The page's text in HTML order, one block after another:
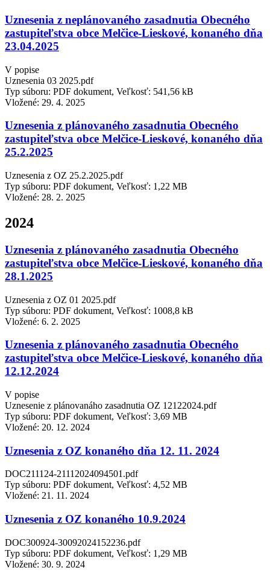
Uznesenia z neplánovaného zasadnutia Obecného
zastupiteľstva obce Melčice-Lieskové, konaného dňa
23.04.2025
V popise
Uznesenia 03 2025.pdf
Typ súboru: PDF dokument, Veľkosť: 541,56 kB
Vložené: 29. 4. 2025
Uznesenia z plánovaného zasadnutia Obecného
zastupiteľstva obce Melčice-Lieskové, konaného dňa
25.2.2025
Uznesenia z OZ 25.2.2025.pdf
Typ súboru: PDF dokument, Veľkosť: 1,22 MB
Vložené: 28. 2. 2025
2024
Uznesenia z plánovaného zasadnutia Obecného
zastupiteľstva obce Melčice-Lieskové, konaného dňa
28.1.2025
Uznesenia z OZ 01 2025.pdf
Typ súboru: PDF dokument, Veľkosť: 1008,8 kB
Vložené: 6. 2. 2025
Uznesenia z plánovaného zasadnutia Obecného
zastupiteľstva obce Melčice-Lieskové, konaného dňa
12.12.2024
V popise
Uznesenie z plánovanáho zasadnutia OZ 12122024.pdf
Typ súboru: PDF dokument, Veľkosť: 3,69 MB
Vložené: 20. 12. 2024
Uznesenia z OZ konaného dňa 12. 11. 2024
DOC211124-21112024094501.pdf
Typ súboru: PDF dokument, Veľkosť: 4,52 MB
Vložené: 21. 11. 2024
Uznesenia z OZ konaného 10.9.2024
DOC300924-30092024152236.pdf
Typ súboru: PDF dokument, Veľkosť: 1,29 MB
Vložené: 30. 9. 2024